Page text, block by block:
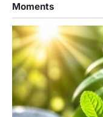
Moments